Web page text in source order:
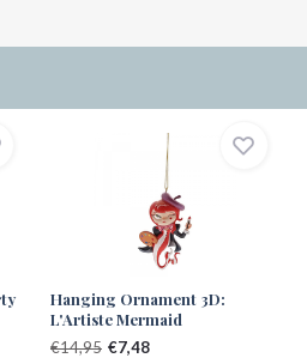
Hanging Ornament 3D:
L'Artiste Mermaid
€14,95 €7,48